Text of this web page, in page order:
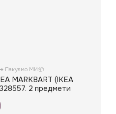
Пакуємо МИ📦
MARKBART (ІКЕА
2 предмети